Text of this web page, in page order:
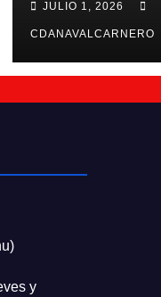
JULIO 1, 2026
CDANAVALCARNERO
y